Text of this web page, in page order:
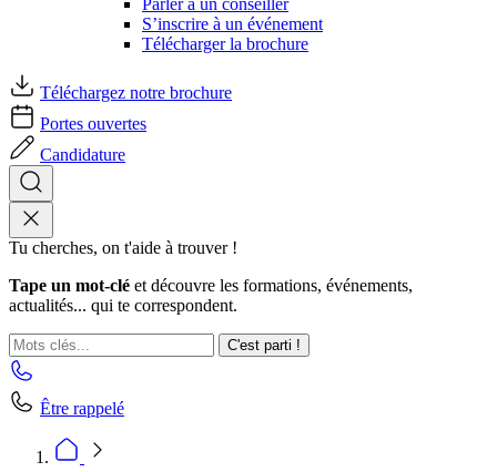
Parler à un conseiller
S’inscrire à un événement
Télécharger la brochure
Téléchargez notre brochure
Portes ouvertes
Candidature
Tu cherches, on t'aide à trouver !
Tape un mot-clé et découvre les formations, événements,
actualités... qui te correspondent.
C'est parti !
Être rappelé